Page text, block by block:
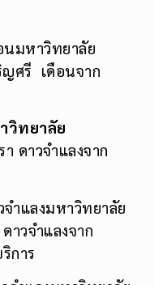
นมหาวิทยาลัย
ศรี เดือนจาก
วิทยาลัย
ดาวจำแลงจาก
ำแลงมหาวิทยาลัย
วจำแลงจาก
การ